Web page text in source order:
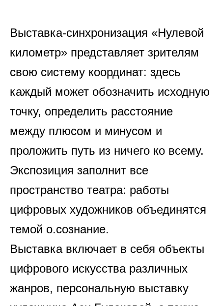
Выставка-синхронизация «Нулевой
километр» представляет зрителям
свою систему координат: здесь
каждый может обозначить исходную
точку, определить расстояние
между плюсом и минусом и
проложить путь из ничего ко всему.
Экспозиция заполнит все
пространство театра: работы
цифровых художников объединятся
темой о.сознание.
Выставка включает в себя объекты
цифрового искусства различных
жанров, персональную выставку